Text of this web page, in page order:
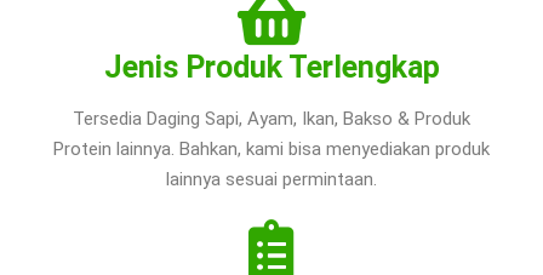
Jenis Produk Terlengkap
Tersedia Daging Sapi, Ayam, Ikan, Bakso & Produk
Protein lainnya. Bahkan, kami bisa menyediakan produk
lainnya sesuai permintaan.